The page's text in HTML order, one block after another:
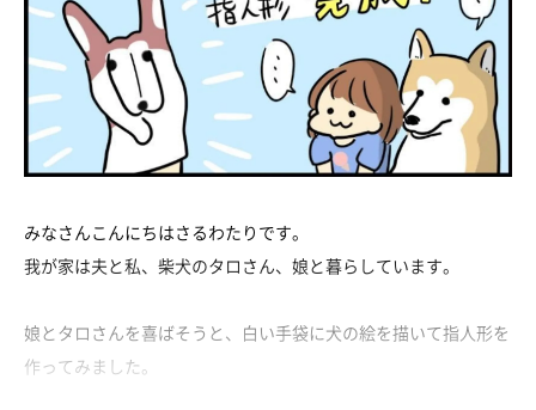
みなさんこんにちはさるわたりです。
我が家は夫と私、柴犬のタロさん、娘と暮らしています。
娘とタロさんを喜ばそうと、白い手袋に犬の絵を描いて指人形を
作ってみました。